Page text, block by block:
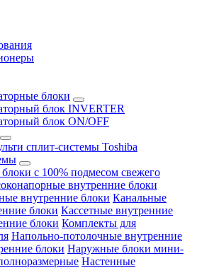
блоки
блок INVERTER
блок ON/OFF
сплит-системы Toshiba
с 100% подмесом свежего
внутренние блоки
внутренние блоки Канальные
блоки Кассетные внутренние
блоки Комплекты для
Напольно-потолочные внутренние
блоки Наружные блоки мини-
Настенные